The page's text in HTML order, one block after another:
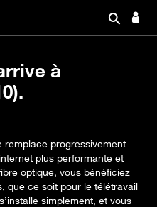
à
remplace progressivement
plus performante et
optique, vous bénéficiez
que ce soit pour le télétravail
simplement, et vous